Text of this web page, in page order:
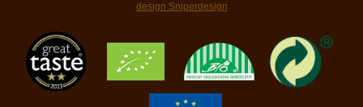
design Sniperdesign